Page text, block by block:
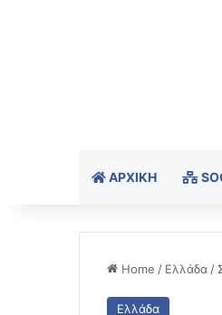
ΑΡΧΙΚΉ
Home / Ελλάδα /
Ελλάδα